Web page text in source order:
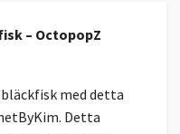
– OctopopZ
med detta
Detta